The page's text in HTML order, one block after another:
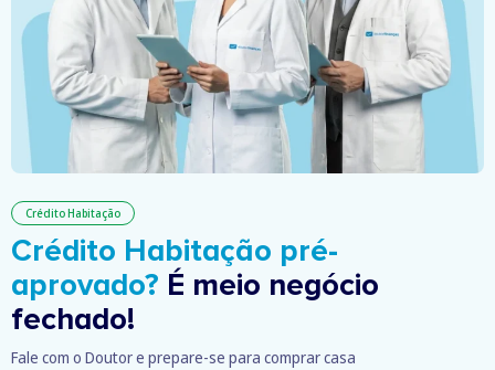
Crédito Habitação
Crédito Habitação pré-
aprovado? É meio negócio
fechado!
Fale com o Doutor e prepare-se para comprar casa